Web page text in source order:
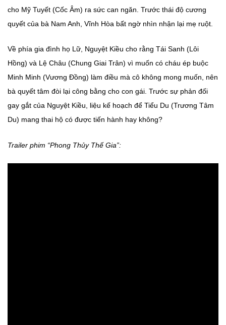
cho Mỹ Tuyết (Cốc Âm) ra sức can ngăn. Trước thái độ cương
quyết của bà Nam Anh, Vĩnh Hòa bất ngờ nhìn nhận lại mẹ ruột.
Về phía gia đình họ Lữ, Nguyệt Kiều cho rằng Tái Sanh (Lôi
Hồng) và Lệ Châu (Chung Giai Trân) vì muốn có cháu ép buộc
Minh Minh (Vương Đồng) làm điều mà cô không mong muốn, nên
bà quyết tâm đòi lại công bằng cho con gái. Trước sự phản đối
gay gắt của Nguyệt Kiều, liệu kế hoạch để Tiểu Du (Trương Tâm
Du) mang thai hộ có được tiến hành hay không?
Trailer phim “Phong Thủy Thế Gia”: